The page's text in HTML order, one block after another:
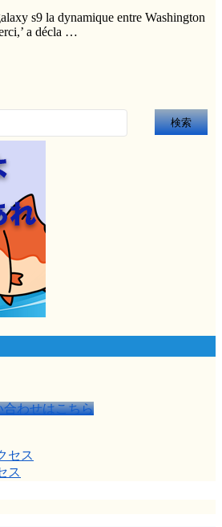
s9 la dynamique entre Washington
a décla …
セス
ス